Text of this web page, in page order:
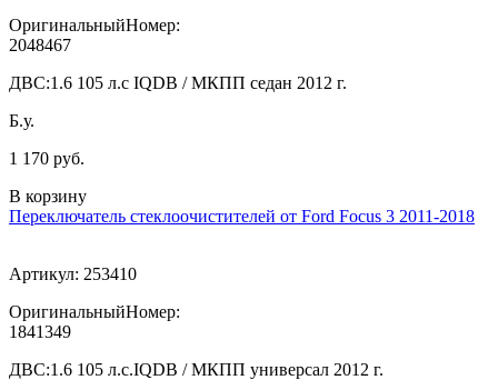
ОригинальныйНомер:
2048467
ДВС:1.6 105 л.с IQDB / МКПП седан 2012 г.
Б.у.
1 170 руб.
В корзину
Переключатель стеклоочистителей от Ford Focus 3 2011-2018
Артикул: 253410
ОригинальныйНомер:
1841349
ДВС:1.6 105 л.с.IQDB / МКПП универсал 2012 г.